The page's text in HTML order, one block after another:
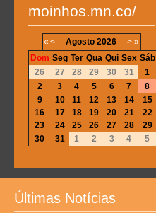
moinhos.mn.co/
« < Agosto 2026 > »
Dom Seg Ter Qua Qui Sex Sáb
26
27 28 29 30 31
1
2
3 4 5 6 7
8
9
10 11 12 13 14
15
16
17 18 19 20 21
22
23
24 25 26 27 28
29
30
31 1 2 3 4 5
Últimas Notícias